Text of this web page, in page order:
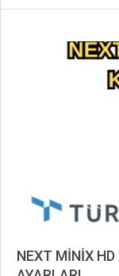
NEXT MİNİX